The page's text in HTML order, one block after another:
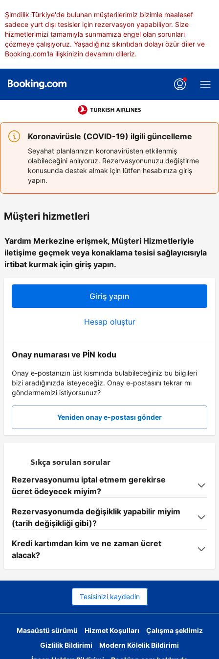
Şimdilik Türkiye'de bulunan müşterilerimiz bizimle maalesef
sadece yurt dışı tesisler için rezervasyon yapabiliyor. Size
hizmetlerimizi tamamıyla sunmamıza engel olan sorunları
çözmeye çalışıyoruz. Yaşadığınız sıkıntıdan dolayı özür diler ve
Booking.com'la ilişkinizin devamını dileriz.
Koronavirüsle (COVID-19) ilgili güncelleme
Seyahat planlarınızın koronavirüsten etkilenmiş
olabileceğini anlıyoruz. Rezervasyonunuzu değiştirme
konusunda destek almak için lütfen hesabınıza giriş
yapın.
Müşteri hizmetleri
Yardım Merkezine erişmek, Müşteri Hizmetleriyle
iletişime geçmek veya konaklama tesisi sağlayıcısıyla
irtibat kurmak için giriş yapın.
Giriş yapın
Hesap oluştur
Onay numarası ve PİN kodu
Onay e-postanızın üst kısmında bulabileceğiniz bu bilgileri
bizi aradığınızda isteyeceğiz. Onay e-postasını tekrar mı
göndermemizi istiyorsunuz?
Yeniden onay e-postası gönder
Sıkça sorulan sorular
Rezervasyonumu iptal etmem gerekirse
ücret ödeyecek miyim?
Rezervasyonumda değişiklik yapabilir miyim
(tarih değişikliği gibi)?
Kredi kartımdan kim ve ne zaman ücret
alacak?
Tesisinizi kaydedin
Masaüstü sürümü Hizmet Koşulları
Çalışma şeklimiz
Gizlilik Bildirimi
Modern Kölelik Bildirimi